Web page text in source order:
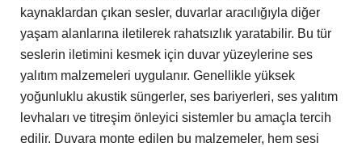
kaynaklardan çıkan sesler, duvarlar aracılığıyla diğer
yaşam alanlarına iletilerek rahatsızlık yaratabilir. Bu tür
seslerin iletimini kesmek için duvar yüzeylerine ses
yalıtım malzemeleri uygulanır. Genellikle yüksek
yoğunluklu akustik süngerler, ses bariyerleri, ses yalıtım
levhaları ve titreşim önleyici sistemler bu amaçla tercih
edilir. Duvara monte edilen bu malzemeler, hem sesi